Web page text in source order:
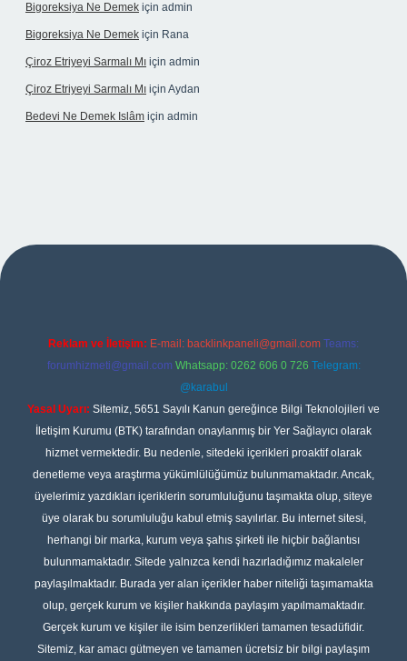
Bigoreksiya Ne Demek için admin
Bigoreksiya Ne Demek için Rana
Çiroz Etriyeyi Sarmalı Mı için admin
Çiroz Etriyeyi Sarmalı Mı için Aydan
Bedevi Ne Demek Islâm için admin
Reklam ve İletişim: E-mail: backlinkpaneli@gmail.com Teams:
forumhizmeti@gmail.com Whatsapp: 0262 606 0 726 Telegram:
@karabul
Yasal Uyarı: Sitemiz, 5651 Sayılı Kanun gereğince Bilgi Teknolojileri ve
İletişim Kurumu (BTK) tarafından onaylanmış bir Yer Sağlayıcı olarak
hizmet vermektedir. Bu nedenle, sitedeki içerikleri proaktif olarak
denetleme veya araştırma yükümlülüğümüz bulunmamaktadır. Ancak,
üyelerimiz yazdıkları içeriklerin sorumluluğunu taşımakta olup, siteye
üye olarak bu sorumluluğu kabul etmiş sayılırlar. Bu internet sitesi,
herhangi bir marka, kurum veya şahıs şirketi ile hiçbir bağlantısı
bulunmamaktadır. Sitede yalnızca kendi hazırladığımız makaleler
paylaşılmaktadır. Burada yer alan içerikler haber niteliği taşımamakta
olup, gerçek kurum ve kişiler hakkında paylaşım yapılmamaktadır.
Gerçek kurum ve kişiler ile isim benzerlikleri tamamen tesadüfidir.
Sitemiz, kar amacı gütmeyen ve tamamen ücretsiz bir bilgi paylaşım